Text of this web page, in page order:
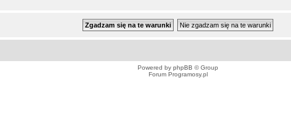
Powered by phpBB © Group
Forum Programosy.pl